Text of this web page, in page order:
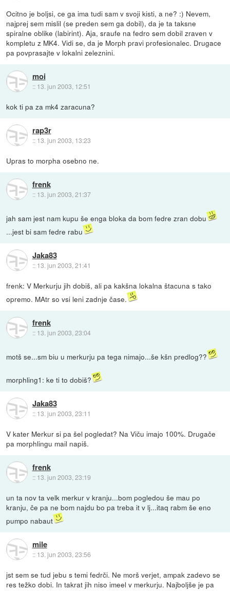
Ocitno je boljsi, ce ga ima tudi sam v svoji kisti, a ne? :) Nevem,
najprej sem mislil (se preden sem ga dobil), da je ta taksne
spiralne oblike (labirint). Aja, sraufe na fedro sem dobil zraven v
kompletu z MK4. Vidi se, da je Morph pravi profesionalec. Drugace
pa povprasajte v lokalni zeleznini.
moi
:: 13. jun 2003, 12:51
kok ti pa za mk4 zaracuna?
rap3r
:: 13. jun 2003, 13:23
Upras to morpha osebno ne.
frenk
:: 13. jun 2003, 21:37
jah sam jest nam kupu še enga bloka da bom fedre zran dobu
...jest bi sam fedre rabu
Jaka83
:: 13. jun 2003, 21:41
frenk: V Merkurju jih dobiš, ali pa kakšna lokalna štacuna s tako
opremo. MAtr so vsi leni zadnje čase.
frenk
:: 13. jun 2003, 23:04
motš se...sm biu u merkurju pa tega nimajo...še kšn predlog??
morphling1: ke ti to dobiš?
Jaka83
:: 13. jun 2003, 23:11
V kater Merkur si pa šel pogledat? Na Viču imajo 100%. Drugače
pa morphlingu mail napiš.
frenk
:: 13. jun 2003, 23:19
un ta nov ta velk merkur v kranju...bom pogledou še mau po
kranju, če pa ne bom najdu bo pa treba it v lj...itaq rabm še eno
pumpo nabaut
mile
:: 13. jun 2003, 23:56
jst sem se tud jebu s temi fedrči. Ne morš verjet, ampak zadevo se
res težko dobi. In takrat jih niso imeel v merkurju. Najboljše je pa